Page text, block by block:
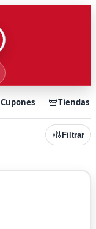
Cupones Tiendas
Filtrar